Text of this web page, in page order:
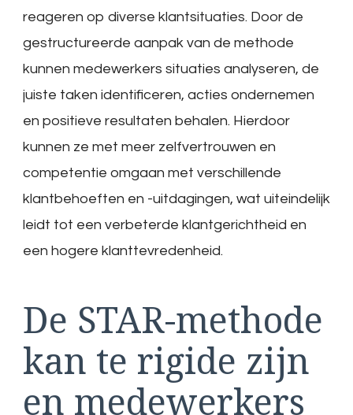
reageren op diverse klantsituaties. Door de
gestructureerde aanpak van de methode
kunnen medewerkers situaties analyseren, de
juiste taken identificeren, acties ondernemen
en positieve resultaten behalen. Hierdoor
kunnen ze met meer zelfvertrouwen en
competentie omgaan met verschillende
klantbehoeften en -uitdagingen, wat uiteindelijk
leidt tot een verbeterde klantgerichtheid en
een hogere klanttevredenheid.
De STAR-methode
kan te rigide zijn
en medewerkers